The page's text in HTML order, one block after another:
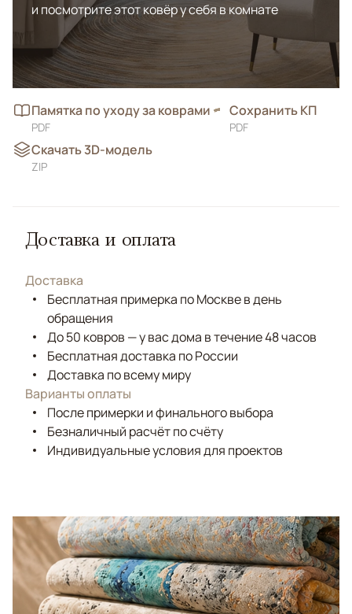
и посмотрите этот ковёр у себя в комнате
Памятка по уходу за коврами
PDF
Сохранить КП
PDF
Скачать 3D-модель
ZIP
Доставка и оплата
Доставка
Бесплатная примерка по Москве в день
обращения
До 50 ковров — у вас дома в течение 48 часов
Бесплатная доставка по России
Доставка по всему миру
Варианты оплаты
После примерки и финального выбора
Безналичный расчёт по счёту
Индивидуальные условия для проектов